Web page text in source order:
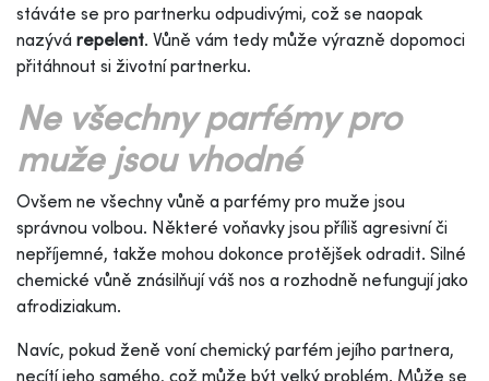
stáváte se pro partnerku odpudivými, což se naopak
nazývá repelent. Vůně vám tedy může výrazně dopomoci
přitáhnout si životní partnerku.
Ne všechny parfémy pro
muže jsou vhodné
Ovšem ne všechny vůně a parfémy pro muže jsou
správnou volbou. Některé voňavky jsou příliš agresivní či
nepříjemné, takže mohou dokonce protějšek odradit. Silné
chemické vůně znásilňují váš nos a rozhodně nefungují jako
afrodiziakum.
Navíc, pokud ženě voní chemický parfém jejího partnera,
necítí jeho samého, což může být velký problém. Může se